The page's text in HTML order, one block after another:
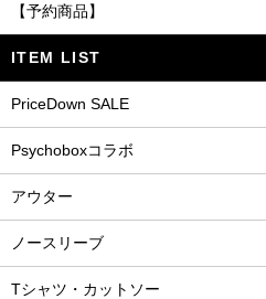
【予約商品】
ITEM LIST
PriceDown SALE
Psychoboxコラボ
アウター
ノースリーブ
Tシャツ・カットソー